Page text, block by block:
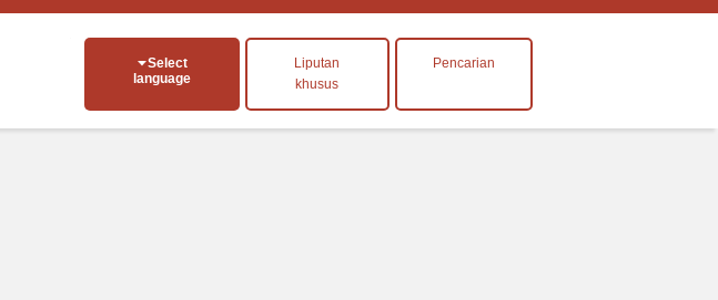
Select
language
Liputan
khusus
Pencarian